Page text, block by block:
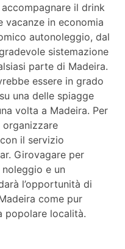
il drink
vacanze in economia
autonoleggio, dal
sistemazione
parte di Madeira.
essere in grado
una delle spiagge
volta a Madeira. Per
il servizio
Girovagare per
e un
l’opportunità di
come pur
popolare località.